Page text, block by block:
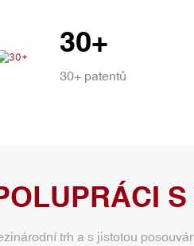
30+
30+ patentů
trh a s jistotou